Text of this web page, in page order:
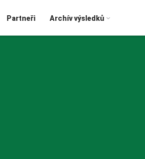
Partneři Archív výsledků